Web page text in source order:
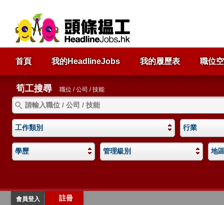
首頁 我的HeadlineJobs 我的履歷表 職位
筍工搜尋 職位 / 公司 / 技能
工作類別 行業
學歷 管理級別 地
會員登入 註冊